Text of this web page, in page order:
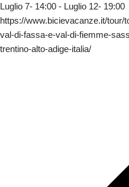
Luglio 7- 14:00 - Luglio 12- 19:00
https://www.bicievacanze.it/tour/
val-di-fassa-e-val-di-fiemme-
trentino-alto-adige-italia/